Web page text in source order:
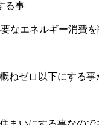
る事
なエネルギー消費
ねゼロ以下にする事